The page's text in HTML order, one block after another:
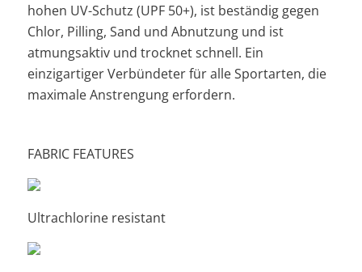
hohen UV-Schutz (UPF 50+), ist beständig gegen
Chlor, Pilling, Sand und Abnutzung und ist
atmungsaktiv und trocknet schnell. Ein
einzigartiger Verbündeter für alle Sportarten, die
maximale Anstrengung erfordern.
FABRIC FEATURES
Ultrachlorine resistant